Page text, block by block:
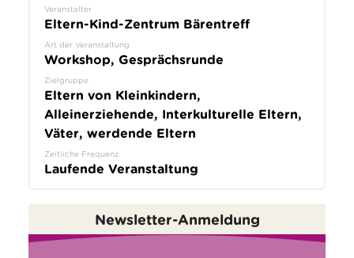
Veranstalter
Eltern-Kind-Zentrum Bärentreff
Art der Veranstaltung
Workshop, Gesprächsrunde
Zielgruppe
Eltern von Kleinkindern,
Alleinerziehende, Interkulturelle Eltern,
Väter, werdende Eltern
Zeitliche Frequenz
Laufende Veranstaltung
Newsletter-Anmeldung